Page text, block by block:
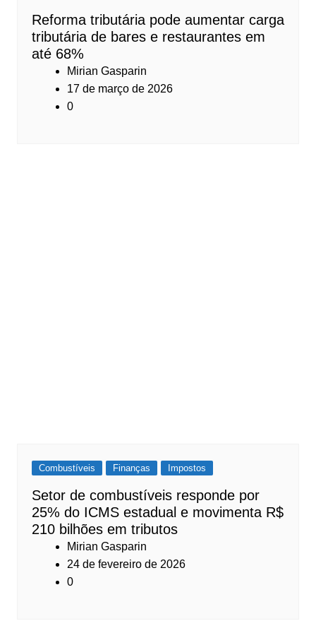
Reforma tributária pode aumentar carga
tributária de bares e restaurantes em
até 68%
Mirian Gasparin
17 de março de 2026
0
Combustíveis Finanças Impostos
Setor de combustíveis responde por
25% do ICMS estadual e movimenta R$
210 bilhões em tributos
Mirian Gasparin
24 de fevereiro de 2026
0